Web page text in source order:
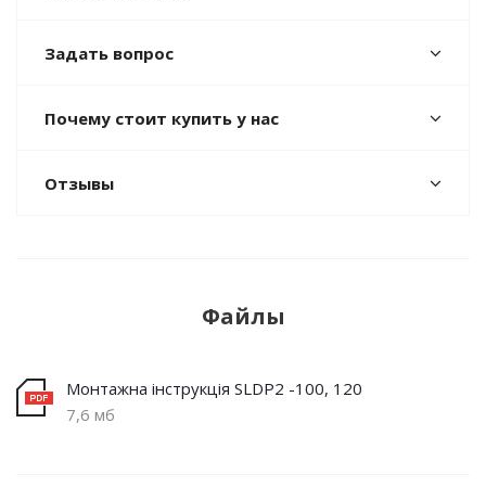
Задать вопрос
Почему стоит купить у нас
Отзывы
Файлы
Монтажна інструкція SLDP2 -100, 120
7,6 мб